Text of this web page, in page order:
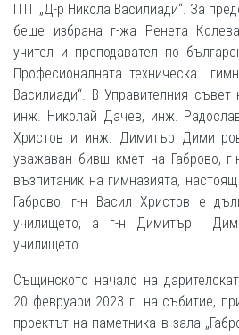
ПТГ „Д-р Никола Василиади“. За
беше избрана г-жа Ренета
учител и преподавател по
Професионалната техническа
Василиади“. В Управителния
инж. Николай Дачев, инж.
Христов и инж. Димитър
уважаван бивш кмет на Габрово,
възпитаник на гимназията,
Габрово, г-н Васил Христов е
училището, а г-н Димитър
училището.
Същинското начало на
20 февруари 2023 г. на събитие,
проектът на паметника в зала